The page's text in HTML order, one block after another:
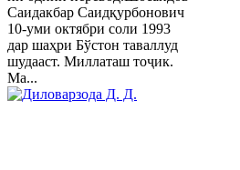
Саидакбар Саидқурбонович
10-уми октябри соли 1993
дар шаҳри Бўстон таваллуд
шудааст. Миллаташ тоҷик.
Ма...